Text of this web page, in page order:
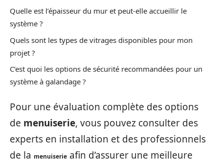
Quelle est l’épaisseur du mur et peut-elle accueillir le
système ?
Quels sont les types de vitrages disponibles pour mon
projet ?
C’est quoi les options de sécurité recommandées pour un
système à galandage ?
Pour une évaluation complète des options
de menuiserie, vous pouvez consulter des
experts en installation et des professionnels
de la menuiserie afin d’assurer une meilleure